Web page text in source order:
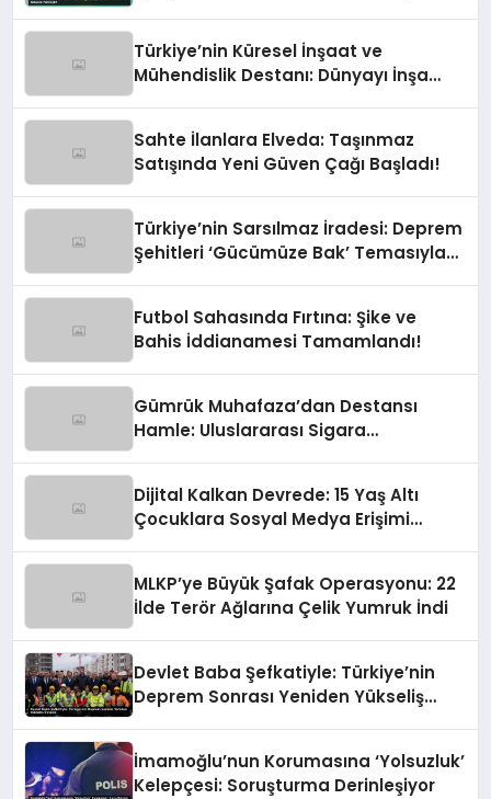
Türkiye’nin Küresel İnşaat ve
Mühendislik Destanı: Dünyayı İnşa
Sahte İlanlara Elveda: Taşınmaz
Satışında Yeni Güven Çağı Başladı!
Türkiye’nin Sarsılmaz İradesi: Deprem
Şehitleri ‘Gücümüze Bak’ Temasıyla
Futbol Sahasında Fırtına: Şike ve
Bahis İddianamesi Tamamlandı!
Gümrük Muhafaza’dan Destansı
Hamle: Uluslararası Sigara
Dijital Kalkan Devrede: 15 Yaş Altı
Çocuklara Sosyal Medya Erişimi
MLKP’ye Büyük Şafak Operasyonu: 22
İlde Terör Ağlarına Çelik Yumruk İndi
Devlet Baba Şefkatiyle: Türkiye’nin
Deprem Sonrası Yeniden Yükseliş
İmamoğlu’nun Korumasına ‘Yolsuzluk’
Kelepçesi: Soruşturma Derinleşiyor